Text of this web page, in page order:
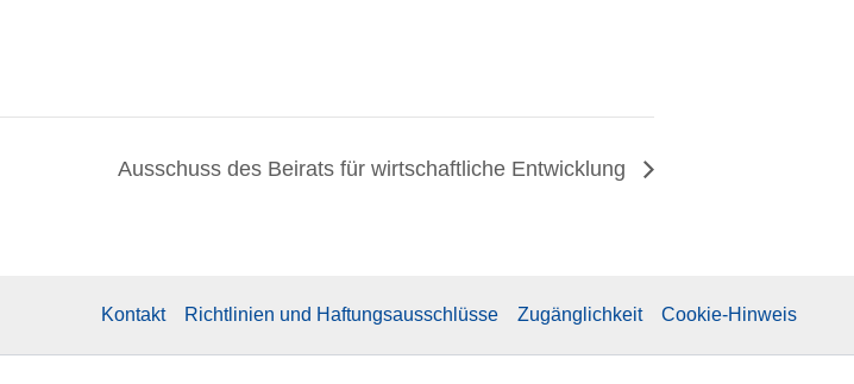
Ausschuss des Beirats für wirtschaftliche Entwicklung
Kontakt Richtlinien und Haftungsausschlüsse Zugänglichkeit Cookie-Hinweis